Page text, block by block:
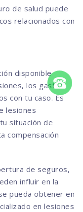
de salud puede
relacionados con
disponible
los gastos
con tu caso. Es
lesiones
situación de
compensación
de seguros,
influir en la
pueda obtener en
en lesiones